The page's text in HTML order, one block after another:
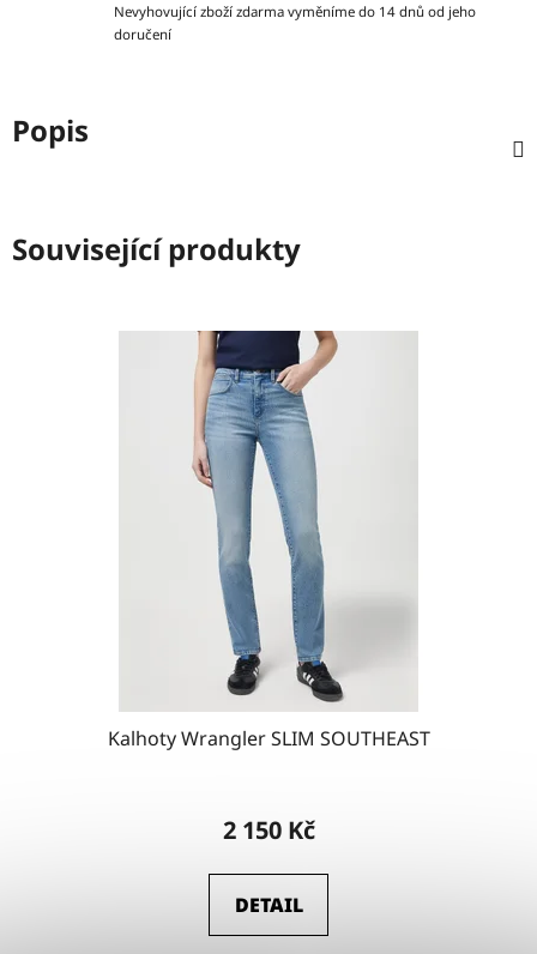
Nevyhovující zboží zdarma vyměníme do 14 dnů od jeho
doručení
Popis
Související produkty
Kalhoty Wrangler SLIM SOUTHEAST
2 150 Kč
DETAIL